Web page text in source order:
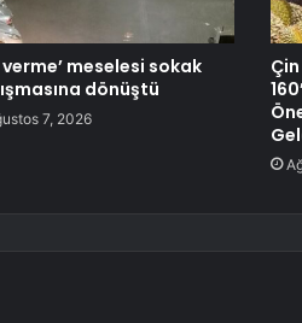
verme’ meselesi sokak
dönüştü
7, 2026